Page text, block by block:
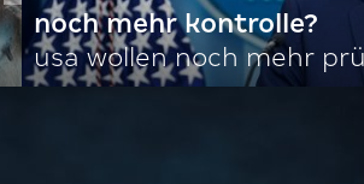
noch mehr kontrolle?
usa wollen noch mehr